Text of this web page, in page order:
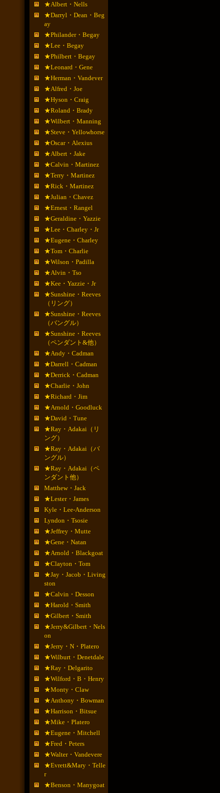
★Albert・Nells
★Darryl・Dean・Beg
ay
★Philander・Begay
★Lee・Begay
★Philbert・Begay
★Leonard・Gene
★Herman・Vandever
★Alfred・Joe
★Hyson・Craig
★Roland・Brady
★Wilbert・Manning
★Steve・Yellowhorse
★Oscar・Alexius
★Albert・Jake
★Calvin・Martinez
★Terry・Martinez
★Rick・Martinez
★Julian・Chavez
★Ernest・Rangel
★Geraldine・Yazzie
★Lee・Charley・Jr
★Eugene・Charley
★Tom・Charlie
★Wilson・Padilla
★Alvin・Tso
★Kee・Yazzie・Jr
★Sunshine・Reeves
（リング）
★Sunshine・Reeves
（バングル）
★Sunshine・Reeves
（ペンダント&他）
★Andy・Cadman
★Darrell・Cadman
★Derrick・Cadman
★Charlie・John
★Richard・Jim
★Arnold・Goodluck
★David・Tune
★Ray・Adakai（リ
ング）
★Ray・Adakai（バ
ングル）
★Ray・Adakai（ペ
ンダント他）
Matthew・Jack
★Lester・James
Kyle・Lee-Anderson
Lyndon・Tsosie
★Jeffrey・Mutte
★Gene・Natan
★Arnold・Blackgoat
★Clayton・Tom
★Jay・Jacob・Living
ston
★Calvin・Desson
★Harold・Smith
★Gilbert・Smith
★Jerry&Gilbert・Nels
on
★Jerry・N・Platero
★Wilburt・Denetdale
★Ray・Delgarito
★Wilford・B・Henry
★Monty・Claw
★Anthony・Bowman
★Harrison・Bitsue
★Mike・Platero
★Eugene・Mitchell
★Fred・Peters
★Walter・Vandevere
★Evrett&Mary・Telle
r
★Benson・Manygoat